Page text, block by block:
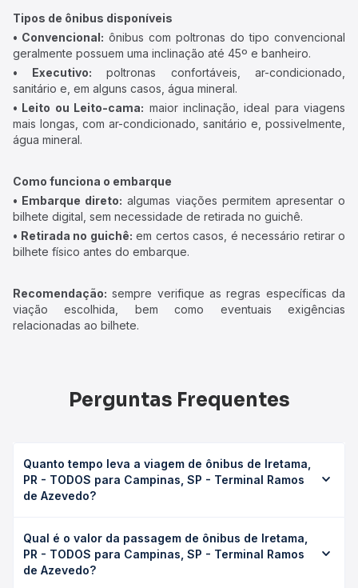
Tipos de ônibus disponíveis
• Convencional: ônibus com poltronas do tipo convencional
geralmente possuem uma inclinação até 45º e banheiro.
• Executivo: poltronas confortáveis, ar-condicionado,
sanitário e, em alguns casos, água mineral.
• Leito ou Leito-cama: maior inclinação, ideal para viagens
mais longas, com ar-condicionado, sanitário e, possivelmente,
água mineral.
Como funciona o embarque
• Embarque direto: algumas viações permitem apresentar o
bilhete digital, sem necessidade de retirada no guichê.
• Retirada no guichê: em certos casos, é necessário retirar o
bilhete físico antes do embarque.
Recomendação: sempre verifique as regras específicas da
viação escolhida, bem como eventuais exigências
relacionadas ao bilhete.
Perguntas Frequentes
Quanto tempo leva a viagem de ônibus de Iretama,
PR - TODOS para Campinas, SP - Terminal Ramos
de Azevedo?
Campinas, SP - Terminal Ramos de Azevedo leva em
média 14h 25min, podendo variar conforme a viação, o
tipo de serviço (convencional, executivo ou leito) e as
Qual é o valor da passagem de ônibus de Iretama,
PR - TODOS para Campinas, SP - Terminal Ramos
de Azevedo?